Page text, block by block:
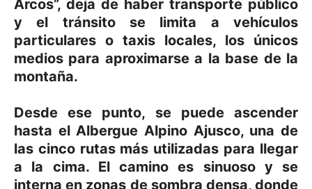
Arcos”, deja de haber transporte público
y el tránsito se limita a vehículos
particulares o taxis locales, los únicos
medios para aproximarse a la base de la
montaña.
Desde ese punto, se puede ascender
hasta el Albergue Alpino Ajusco, una de
las cinco rutas más utilizadas para llegar
a la cima. El camino es sinuoso y se
interna en zonas de sombra densa, donde